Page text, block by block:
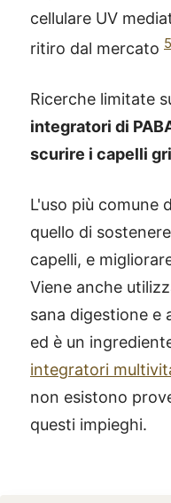
cellulare UV
ritiro dal mercato 5
Ricerche limitate
integratori di
scurire i capelli
L'uso più comune
quello di
capelli, e
Viene anche
sana digestione e
ed è un
integratori
non esistono
questi impieghi.